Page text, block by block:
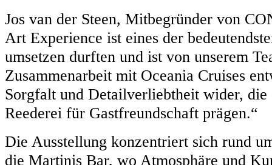
Jos van der Steen, Mitbegründer von
Art Experience ist eines der
umsetzen durften und ist von unserem
Zusammenarbeit mit Oceania Cruises
Sorgfalt und Detailverliebtheit wider, die
Reederei für Gastfreundschaft prägen.“
Die Ausstellung konzentriert sich rund
die Martinis Bar, wo Atmosphäre und